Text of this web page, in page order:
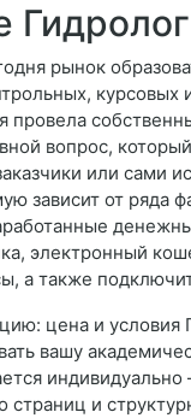
рынок
провела
вопрос,
или сами
зависит от ряда
электронный
а также
цена и
вашу
страниц и